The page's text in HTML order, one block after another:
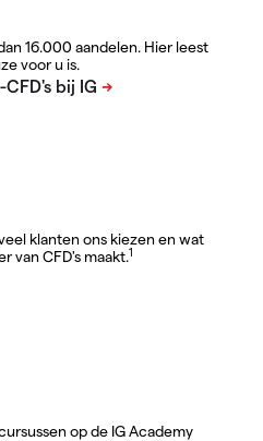
16.000 aandelen. Hier leest
voor u is.
klanten ons kiezen en wat
van CFD's maakt.1
op de IG Academy